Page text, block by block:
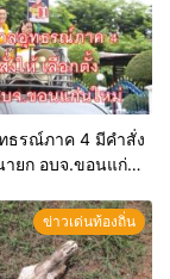
ธรณ์ภาค 4 มีคำสั่ง
ายก อบจ.ขอนแก่น
ข่าวเด่นท้องถิ่น